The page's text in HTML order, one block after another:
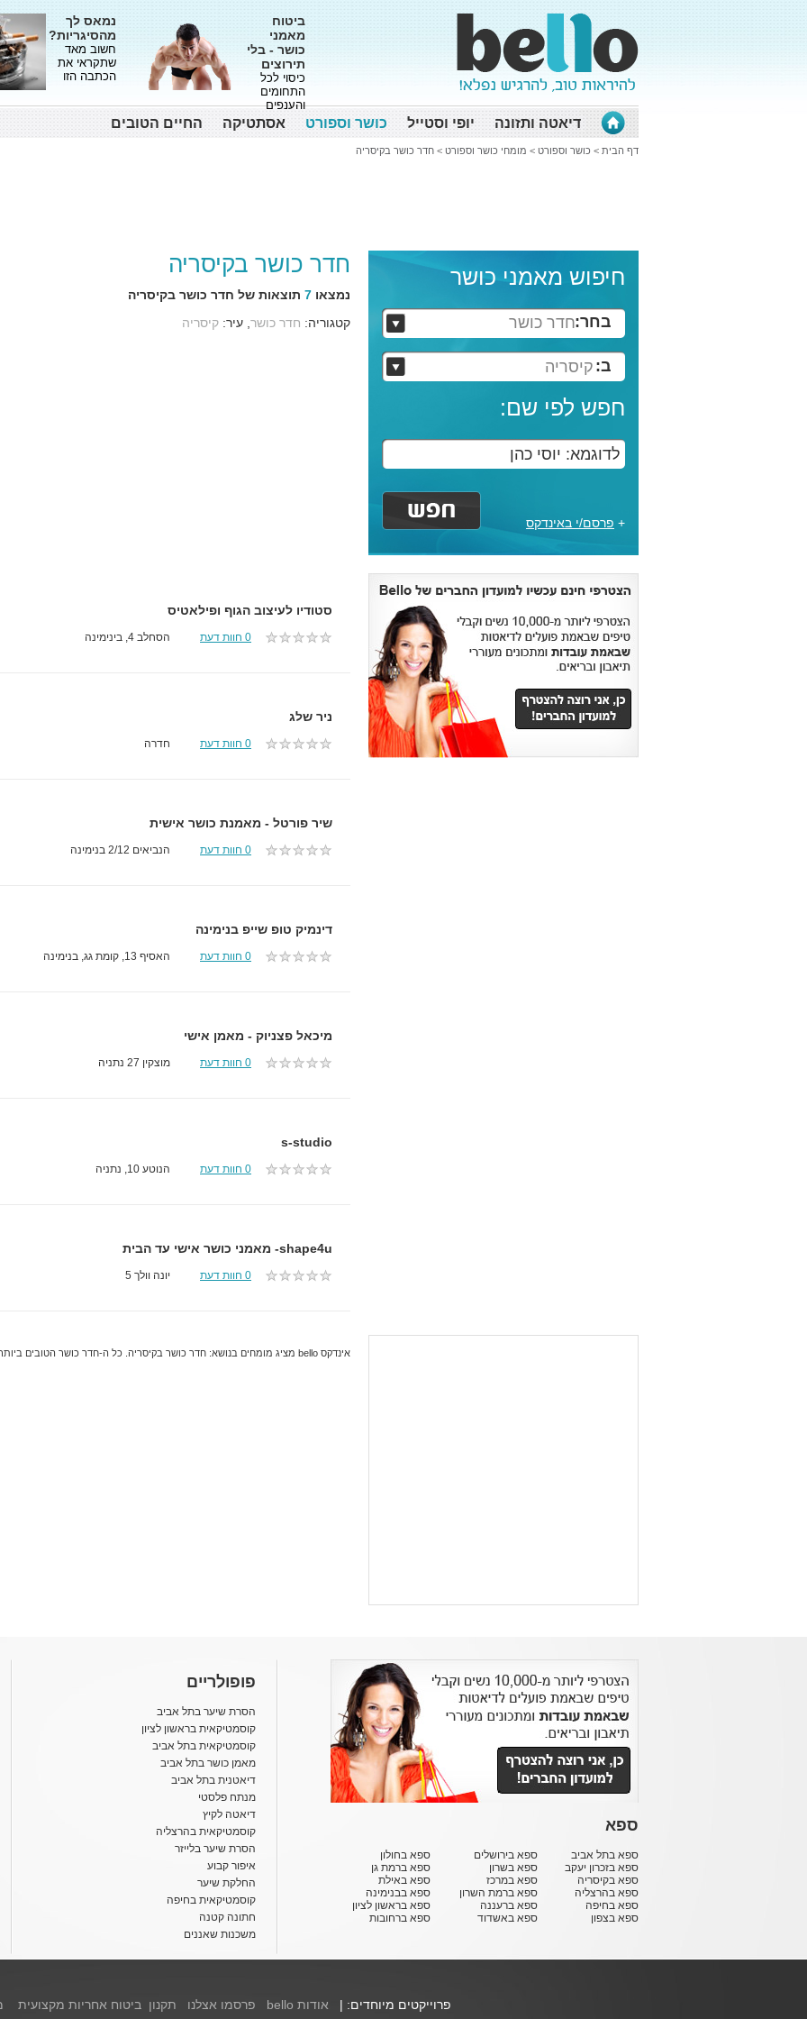
ביטוח
מאמני
כושר - בלי
תירוצים
כיסוי לכל
התחומים
והענפים
נמאס לך
מהסיגריות?
חשוב מאד
שתקראי את
הכתבה הזו
דיאטה ותזונה יופי וסטייל כושר וספורט אסתטיקה החיים הטובים
דף הבית > כושר וספורט > מומחי כושר וספורט > חדר כושר בקיסריה
חיפוש מאמני כושר
בחר:חדר כושר
ב: קיסריה
חפש לפי שם:
+ פרסם/י באינדקס
חדר כושר בקיסריה
נמצאו 7 תוצאות של חדר כושר בקיסריה
קטגוריה: חדר כושר , עיר: קיסריה
סטודיו לעיצוב הגוף ופילאטיס
0 חוות דעת הסחלב 4, בינימינה
ניר שלג
0 חוות דעת חדרה
שיר פורטל - מאמנת כושר אישית
0 חוות דעת הנביאים 2/12 בנימינה
דינמיק טופ שייפ בנימינה
0 חוות דעת האסיף 13, קומת גג, בנימינה
מיכאל פצניוק - מאמן אישי
0 חוות דעת מוצקין 27 נתניה
s-studio
0 חוות דעת הנוטע 10, נתניה
shape4u- מאמני כושר אישי עד הבית
0 חוות דעת יונה וולך 5
אינדקס bello מציג מומחים בנושא: חדר כושר בקיסריה. כל ה-חדר כושר הטובים ביותר והמקצועיים ביותר בקיסריה.
ספא
ספא בתל אביב
ספא בזכרון יעקב
ספא בקיסריה
ספא בהרצליה
ספא בחיפה
ספא בצפון
ספא בירושלים
ספא בשרון
ספא במרכז
ספא ברמת השרון
ספא ברעננה
ספא באשדוד
ספא בחולון
ספא ברמת גן
ספא באילת
ספא בבנימינה
ספא בראשון לציון
ספא ברחובות
פופולריים
הסרת שיער בתל אביב
קוסמטיקאית בראשון לציון
קוסמטיקאית בתל אביב
מאמן כושר בתל אביב
דיאטנית בתל אביב
מנתח פלסטי
דיאטה לקיץ
קוסמטיקאית בהרצליה
הסרת שיער בלייזר
איפור קבוע
החלקת שיער
קוסמטיקאית בחיפה
חתונה קטנה
משכנות שאננים
פרוייקטים מיוחדים: | אודות bello פרסמו אצלנו תקנון ביטוח אחריות מקצועית